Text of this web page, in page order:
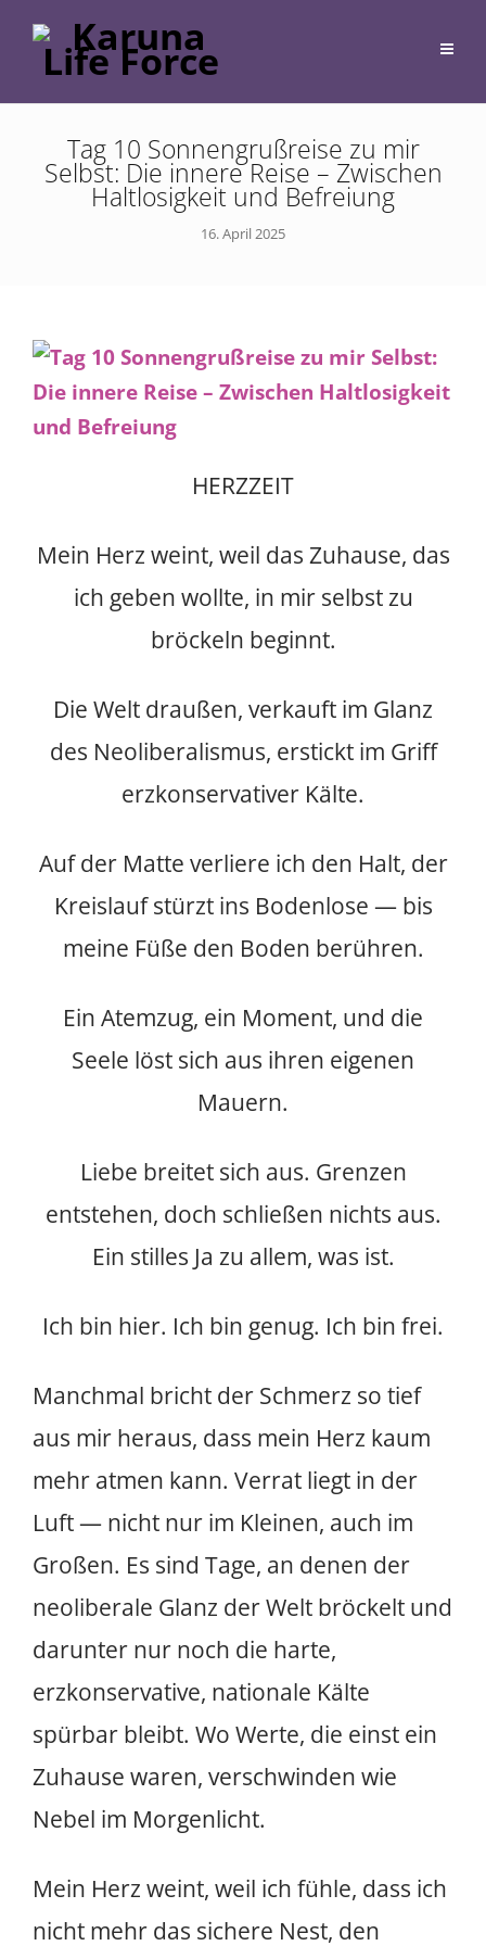
Tag 10 Sonnengrußreise zu mir
Selbst: Die innere Reise – Zwischen
Haltlosigkeit und Befreiung
16. April 2025
HERZZEIT
Mein Herz weint, weil das Zuhause, das
ich geben wollte, in mir selbst zu
bröckeln beginnt.
Die Welt draußen, verkauft im Glanz
des Neoliberalismus, erstickt im Griff
erzkonservativer Kälte.
Auf der Matte verliere ich den Halt, der
Kreislauf stürzt ins Bodenlose — bis
meine Füße den Boden berühren.
Ein Atemzug, ein Moment, und die
Seele löst sich aus ihren eigenen
Mauern.
Liebe breitet sich aus. Grenzen
entstehen, doch schließen nichts aus.
Ein stilles Ja zu allem, was ist.
Ich bin hier. Ich bin genug. Ich bin frei.
Manchmal bricht der Schmerz so tief
aus mir heraus, dass mein Herz kaum
mehr atmen kann. Verrat liegt in der
Luft — nicht nur im Kleinen, auch im
Großen. Es sind Tage, an denen der
neoliberale Glanz der Welt bröckelt und
darunter nur noch die harte,
erzkonservative, nationale Kälte
spürbar bleibt. Wo Werte, die einst ein
Zuhause waren, verschwinden wie
Nebel im Morgenlicht.
Mein Herz weint, weil ich fühle, dass ich
nicht mehr das sichere Nest, den